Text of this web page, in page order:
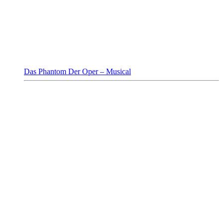
Das Phantom Der Oper – Musical